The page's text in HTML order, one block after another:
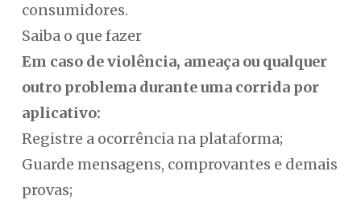
consumidores.
Saiba o que fazer
Em caso de violência, ameaça ou qualquer
outro problema durante uma corrida por
aplicativo:
Registre a ocorrência na plataforma;
Guarde mensagens, comprovantes e demais
provas;